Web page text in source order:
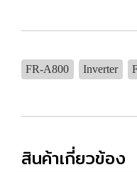
FR-A800 Inverter
สินค้าเกี่ยวข้อง